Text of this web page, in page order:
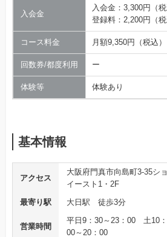
入会金
入会金：3,300円（税
登録料：2,200円（税
コース料金 月額9,350円（税込）
回数券/都度利用 ー
体験等 体験あり
基本情報
アクセス
大阪府門真市向島町3-35シ
イースト1・2F
最寄り駅
大日駅 徒歩3分
営業時間
平日9：30～23：00 土10
00～20：00